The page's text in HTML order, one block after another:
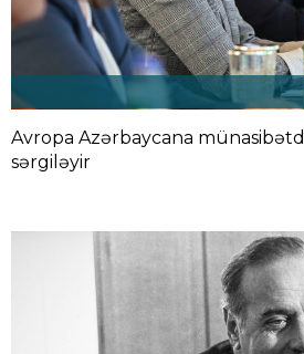
Avropa Azərbaycana
sərgiləyir